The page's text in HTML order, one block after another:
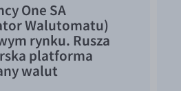
One SA
Walutomatu)
rynku. Rusza
platforma
walut